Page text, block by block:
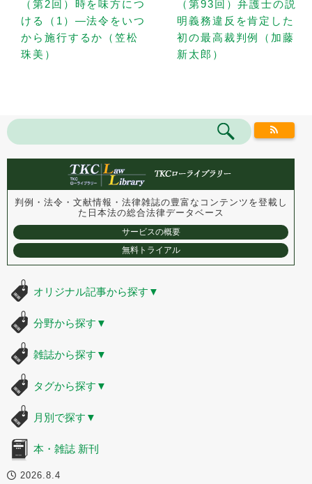
（第2回）時を味方につ
ける（1）—法令をいつ
から施行するか（笠松
珠美）
（第93回）弁護士の説
明義務違反を肯定した
初の最高裁判例（加藤
新太郎）
判例・法令・文献情報・法律雑誌の豊富なコンテンツを登載し
た 日本法の総合法律データベース
サービスの概要
無料トライアル
オリジナル記事から探す ▼
分野から探す ▼
雑誌から探す ▼
タグから探す ▼
月別で探す ▼
本・雑誌 新刊
2026.8.4